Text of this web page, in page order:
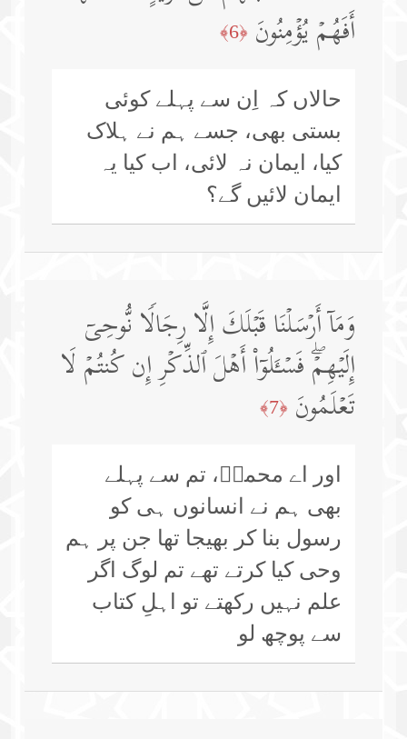
أَفَهُمۡ یُؤۡمِنُونَ ﴿6﴾
حالاں کہ اِن سے پہلے کوئی
بستی بھی، جسے ہم نے ہلاک
کیا، ایمان نہ لائی، اب کیا یہ
ایمان لائیں گے؟
وَمَاۤ أَرۡسَلۡنَا قَبۡلَكَ إِلَّا رِجَالࣰا نُّوحِیۤ
إِلَیۡهِمۡۖ فَسۡـَٔلُوۤا۟ أَهۡلَ ٱلذِّكۡرِ إِن كُنتُمۡ لَا
تَعۡلَمُونَ ﴿7﴾
اور اے محمدؐ، تم سے پہلے
بھی ہم نے انسانوں ہی کو
رسول بنا کر بھیجا تھا جن پر ہم
وحی کیا کرتے تھے تم لوگ اگر
علم نہیں رکھتے تو اہلِ کتاب
سے پوچھ لو